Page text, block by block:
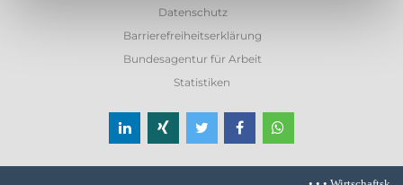
Datenschutz
Barrierefreiheitserklärung
Bundesagentur für Arbeit
Statistiken